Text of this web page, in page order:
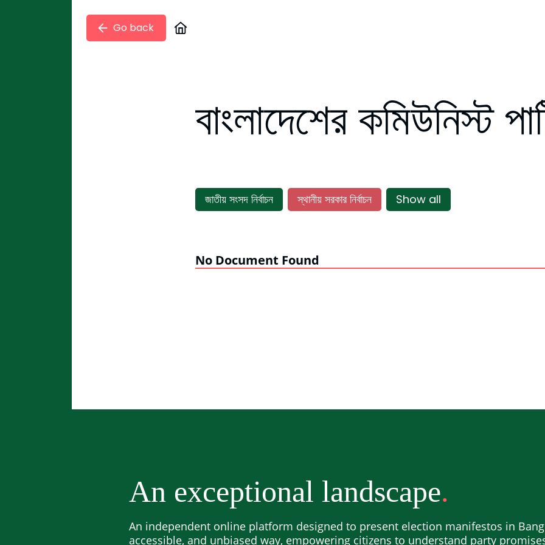
বাংলাদেশের কমিউনিস্ট
Go back
জাতীয় সংসদ নির্বাচন স্থানীয় সরকার নির্বাচন Show all
No Document Found
An exceptional landscape
An independent online platform designed to present election manifestos in
accessible, and unbiased way, empowering citizens to understand party